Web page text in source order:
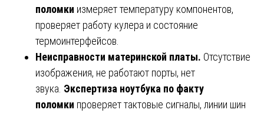
поломки измеряет температуру компонентов,
проверяет работу кулера и состояние
термоинтерфейсов.
Неисправности материнской платы. Отсутствие
изображения, не работают порты, нет
звука. Экспертиза ноутбука по факту
поломки проверяет тактовые сигналы, линии шин